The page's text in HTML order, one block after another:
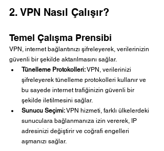
2. VPN Nasıl Çalışır?
Temel Çalışma Prensibi
VPN, internet bağlantınızı şifreleyerek, verilerinizin
güvenli bir şekilde aktarılmasını sağlar.
Tünelleme Protokolleri: VPN, verilerinizi
şifreleyerek tünelleme protokolleri kullanır ve
bu sayede internet trafiğinizin güvenli bir
şekilde iletilmesini sağlar.
Sunucu Seçimi: VPN hizmeti, farklı ülkelerdeki
sunuculara bağlanmanıza izin vererek, IP
adresinizi değiştirir ve coğrafi engelleri
aşmanızı sağlar.